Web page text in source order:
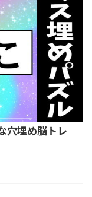
穴埋め脳トレ